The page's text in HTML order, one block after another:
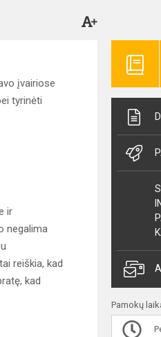
įvairiose
tyrinėti
ir
negalima
reiškia, kad
kad
Pamokų